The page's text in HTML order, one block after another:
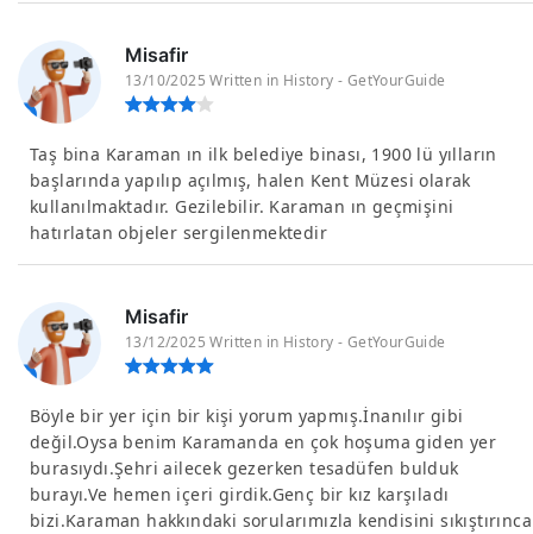
Misafir
13/10/2025 Written in History - GetYourGuide
Taş bina Karaman ın ilk belediye binası, 1900 lü yılların
başlarında yapılıp açılmış, halen Kent Müzesi olarak
kullanılmaktadır. Gezilebilir. Karaman ın geçmişini
hatırlatan objeler sergilenmektedir
Misafir
13/12/2025 Written in History - GetYourGuide
Böyle bir yer için bir kişi yorum yapmış.İnanılır gibi
değil.Oysa benim Karamanda en çok hoşuma giden yer
burasıydı.Şehri ailecek gezerken tesadüfen bulduk
burayı.Ve hemen içeri girdik.Genç bir kız karşıladı
bizi.Karaman hakkındaki sorularımızla kendisini sıkıştırınca